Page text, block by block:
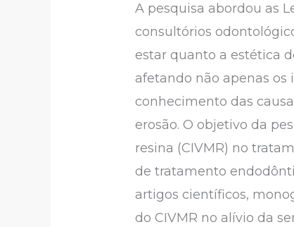
A pesquisa abordou as
consultórios
estar quanto a estética
afetando não apenas os
conhecimento das
erosão. O objetivo da
resina (CIVMR) no
de tratamento
artigos científicos,
do CIVMR no alívio da